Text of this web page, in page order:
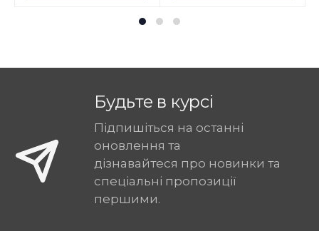
Будьте в курсі
Підпишіться на останні
оновлення та
дізнавайтеся про новинки та
спеціальні пропозиції
першими.